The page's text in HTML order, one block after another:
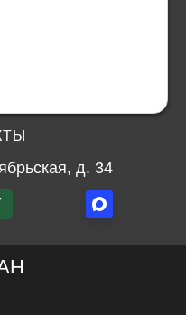
д. 34